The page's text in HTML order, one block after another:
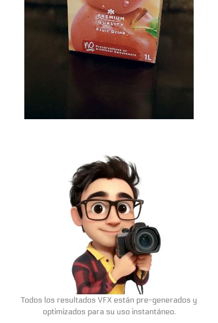
Todos los resultados VFX están pre-generados y
optimizados para su uso instantáneo.